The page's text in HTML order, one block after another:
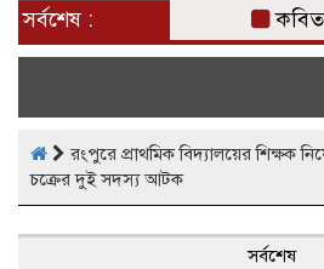
সর্বশেষ :
‎রংপুরে প্রাথমিক বিদ্যালয়ের শিক্ষক
চক্রের দুই সদস্য আটক
সর্বশেষ